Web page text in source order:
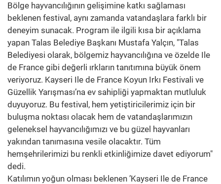
Bölge hayvancılığının gelişimine katkı sağlaması
beklenen festival, aynı zamanda vatandaşlara farklı bir
deneyim sunacak. Program ile ilgili kısa bir açıklama
yapan Talas Belediye Başkanı Mustafa Yalçın, "Talas
Belediyesi olarak, bölgemiz hayvancılığına ve özelde Ile
de France gibi değerli ırkların tanıtımına büyük önem
veriyoruz. Kayseri Ile de France Koyun Irkı Festivali ve
Güzellik Yarışması’na ev sahipliği yapmaktan mutluluk
duyuyoruz. Bu festival, hem yetiştiricilerimiz için bir
buluşma noktası olacak hem de vatandaşlarımızın
geleneksel hayvancılığımızı ve bu güzel hayvanları
yakından tanımasına vesile olacaktır. Tüm
hemşehrilerimizi bu renkli etkinliğimize davet ediyorum"
dedi.
Katılımın yoğun olması beklenen ’Kayseri Ile de France